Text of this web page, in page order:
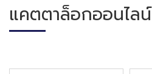
แคตตาล็อกออนไลน์